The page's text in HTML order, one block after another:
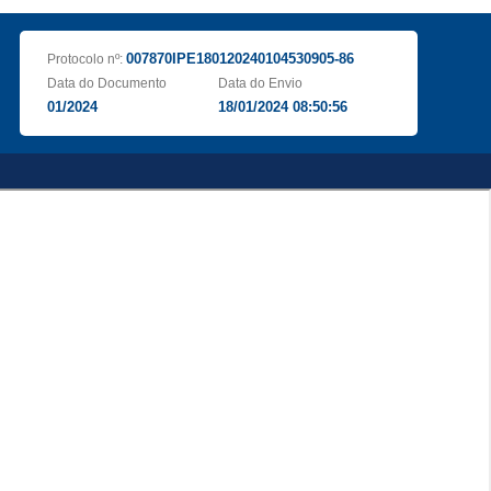
Protocolo nº: 007870IPE180120240104530905-86
Data do Documento
01/2024
Data do Envio
18/01/2024 08:50:56